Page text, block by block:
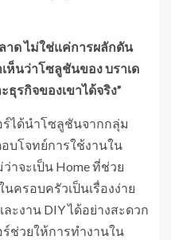
าด ไม่ใช่แค่การผลักดัน
ห็นว่าโซลูชันของ บราเด
รกิจของเขาได้จริง”
ร์ได้นำโซลูชันจากกลุ่ม
บโจทย์การใช้งานใน
จะเป็น Home ที่ช่วย
ครอบครัวเป็นเรื่องง่าย
ะงาน DIY ได้อย่างสะดวก
ช่วยให้การทำงานใน